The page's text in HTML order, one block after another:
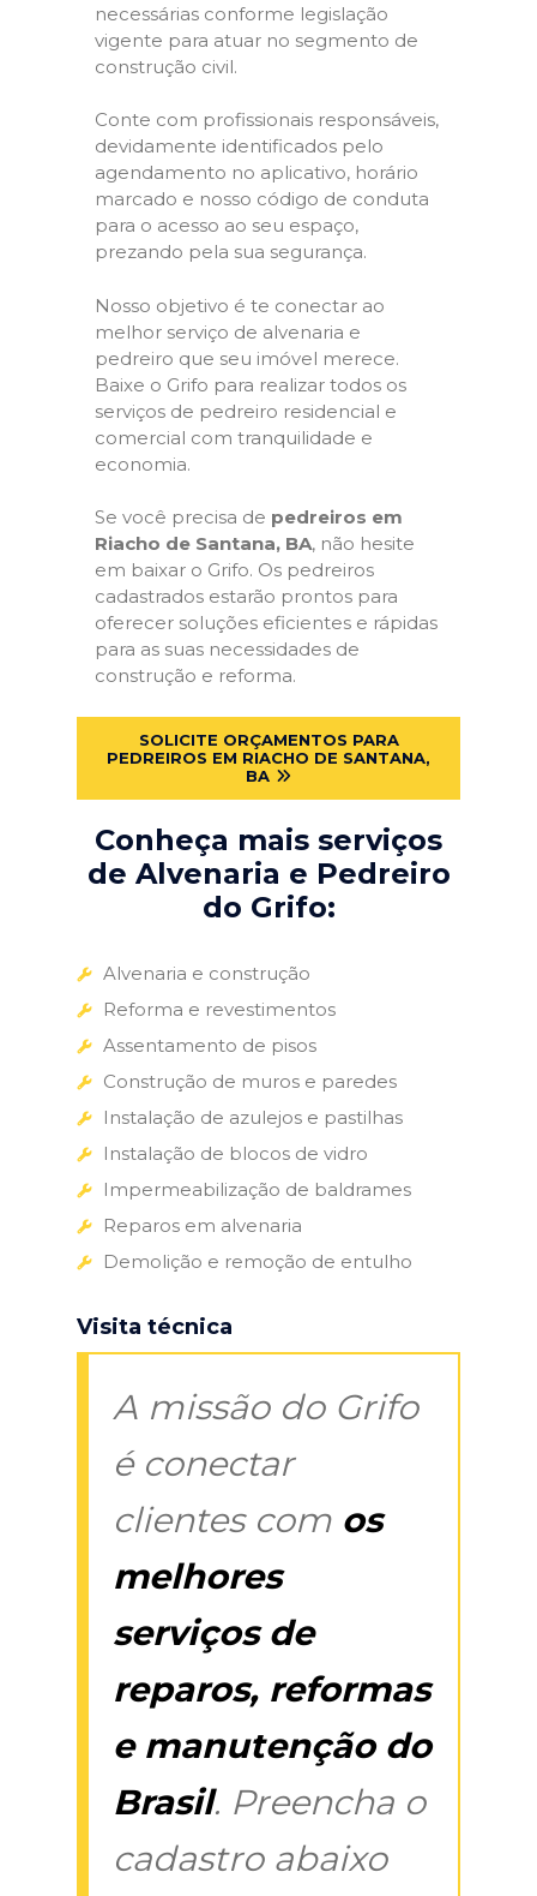
necessárias conforme legislação
vigente para atuar no segmento de
construção civil.
Conte com profissionais responsáveis,
devidamente identificados pelo
agendamento no aplicativo, horário
marcado e nosso código de conduta
para o acesso ao seu espaço,
prezando pela sua segurança.
Nosso objetivo é te conectar ao
melhor serviço de alvenaria e
pedreiro que seu imóvel merece.
Baixe o Grifo para realizar todos os
serviços de pedreiro residencial e
comercial com tranquilidade e
economia.
Se você precisa de pedreiros em
Riacho de Santana, BA, não hesite
em baixar o Grifo. Os pedreiros
cadastrados estarão prontos para
oferecer soluções eficientes e rápidas
para as suas necessidades de
construção e reforma.
SOLICITE ORÇAMENTOS PARA
PEDREIROS EM RIACHO DE SANTANA,
BA
Conheça mais serviços
de Alvenaria e Pedreiro
do Grifo:
Alvenaria e construção
Reforma e revestimentos
Assentamento de pisos
Construção de muros e paredes
Instalação de azulejos e pastilhas
Instalação de blocos de vidro
Impermeabilização de baldrames
Reparos em alvenaria
Demolição e remoção de entulho
Visita técnica
A missão do Grifo
é conectar
clientes com os
melhores
serviços de
reparos, reformas
e manutenção do
Brasil. Preencha o
cadastro abaixo